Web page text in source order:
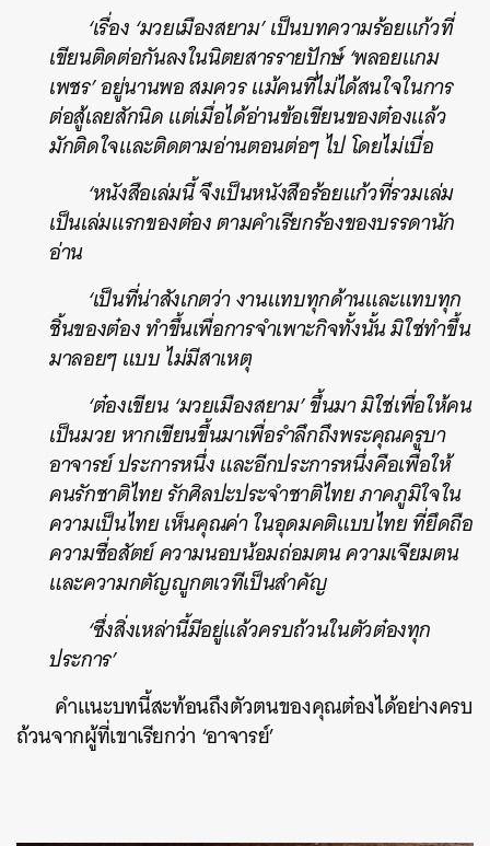
‘เรื่อง ‘มวยเมืองสยาม’ เป็นบทความร้อยแก้วที่
เขียนติดต่อกันลงในนิตยสารรายปักษ์ ‘พลอยแกม
เพชร’ อยู่นานพอ สมควร แม้คนที่ไม่ได้สนใจในการ
ต่อสู้เลยสักนิด แต่เมื่อได้อ่านข้อเขียนของต๋องแล้ว
มักติดใจและติดตามอ่านตอนต่อๆ ไป โดยไม่เบื่อ
‘หนังสือเล่มนี้ จึงเป็นหนังสือร้อยแก้วที่รวมเล่ม
เป็นเล่มแรกของต๋อง ตามคำเรียกร้องของบรรดานัก
อ่าน
‘เป็นที่น่าสังเกตว่า งานแทบทุกด้านและแทบทุก
ชิ้นของต๋อง ทำขึ้นเพื่อการจำเพาะกิจทั้งนั้น มิใช่ทำขึ้น
มาลอยๆ แบบ ไม่มีสาเหตุ
‘ต๋องเขียน ‘มวยเมืองสยาม’ ขึ้นมา มิใช่เพื่อให้คน
เป็นมวย หากเขียนขึ้นมาเพื่อรำลึกถึงพระคุณครูบา
อาจารย์ ประการหนึ่ง และอีกประการหนึ่งคือเพื่อให้
คนรักชาติไทย รักศิลปะประจำชาติไทย ภาคภูมิใจใน
ความเป็นไทย เห็นคุณค่า ในอุดมคติแบบไทย ที่ยึดถือ
ความซื่อสัตย์ ความนอบน้อมถ่อมตน ความเจียมตน
และความกตัญญูกตเวทีเป็นสำคัญ
‘ซึ่งสิ่งเหล่านี้มีอยู่แล้วครบถ้วนในตัวต๋องทุก
ประการ’
คำแนะบทนี้สะท้อนถึงตัวตนของคุณต๋องได้อย่างครบ
ถ้วนจากผู้ที่เขาเรียกว่า ‘อาจารย์’